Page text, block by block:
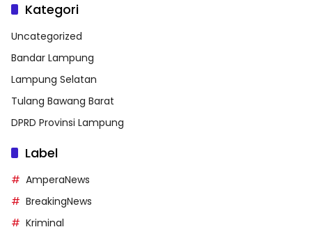
Kategori
Uncategorized
Bandar Lampung
Lampung Selatan
Tulang Bawang Barat
DPRD Provinsi Lampung
Label
AmperaNews
BreakingNews
Kriminal